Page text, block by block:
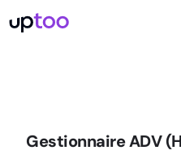
Gestionnaire ADV